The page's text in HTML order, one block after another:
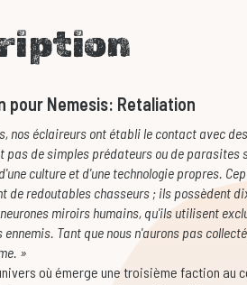
pour Nemesis: Retaliation
nos éclaireurs ont établi le contact avec
pas de simples prédateurs ou de
culture et d'une technologie propres.
de redoutables chasseurs ; ils possèdent
miroirs humains, qu'ils utilisent
Tant que nous n'aurons pas
»
où émerge une troisième faction au